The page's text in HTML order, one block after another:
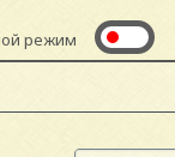
режим